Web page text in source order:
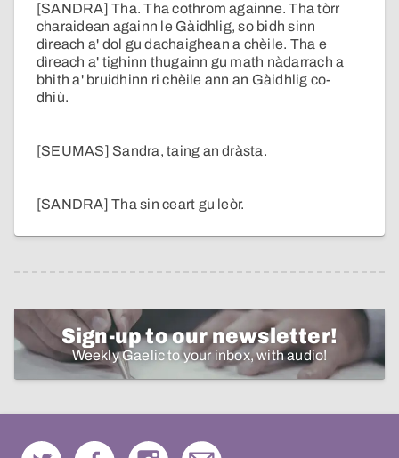
[SANDRA] Tha. Tha cothrom againne. Tha tòrr
charaidean againn le Gàidhlig, so bidh sinn
dìreach a' dol gu dachaighean a chèile. Tha e
dìreach a' tighinn thugainn gu math nàdarrach a
bhith a' bruidhinn ri chèile ann an Gàidhlig co-
dhiù.
[SEUMAS] Sandra, taing an dràsta.
[SANDRA] Tha sin ceart gu leòr.
Sign-up to our newsletter!
Weekly Gaelic to your inbox, with audio!